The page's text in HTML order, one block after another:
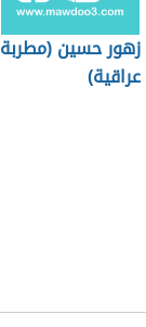
زهور حسين (مطربة
عراقية)